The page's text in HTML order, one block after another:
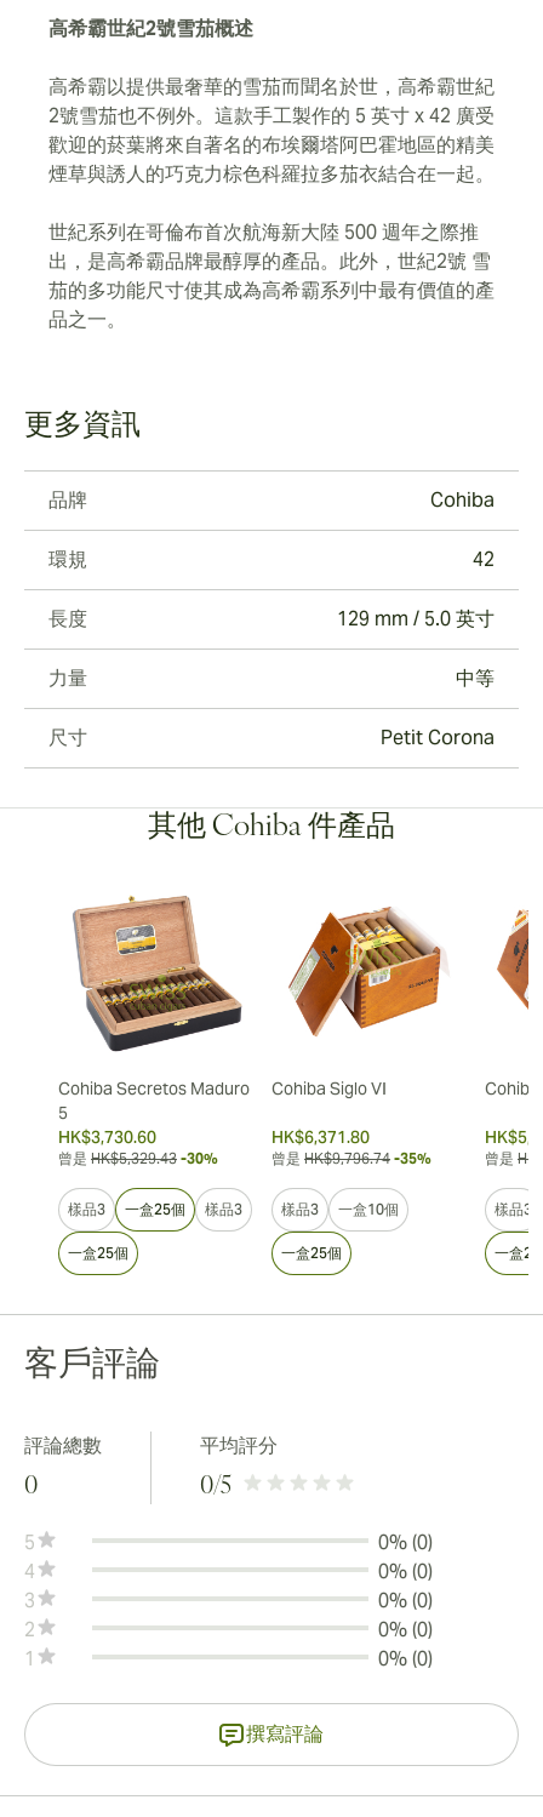
高希霸世紀2號雪茄概述
高希霸以提供最奢華的雪茄而聞名於世，高希霸世紀
2號雪茄也不例外。這款手工製作的 5 英寸 x 42 廣受
歡迎的菸葉將來自著名的布埃爾塔阿巴霍地區的精美
煙草與誘人的巧克力棕色科羅拉多茄衣結合在一起。
世紀系列在哥倫布首次航海新大陸 500 週年之際推
出，是高希霸品牌最醇厚的產品。此外，世紀2號 雪
茄的多功能尺寸使其成為高希霸系列中最有價值的產
品之一。
更多資訊
品牌 Cohiba
環規 42
長度 129 mm / 5.0 英寸
力量 中等
尺寸 Petit Corona
其他 Cohiba 件產品
Cohiba Secretos Maduro
5
HK$3,730.60
曾是 HK$5,329.43 -30%
樣品3 一盒25個 樣品3
一盒25個
Cohiba Siglo VI
HK$6,371.80
曾是 HK$9,796.74 -35%
樣品3 一盒10個
一盒25個
Cohiba
曾是
樣品3
一盒
客戶評論
評論總數
0
平均評分
0/5
5
0% (0)
4
0% (0)
3
0% (0)
2
0% (0)
1
0% (0)
撰寫評論